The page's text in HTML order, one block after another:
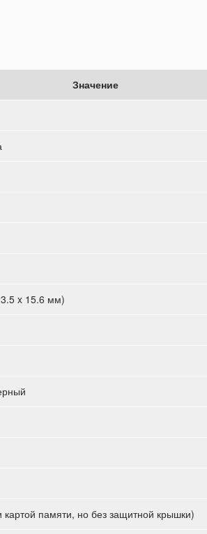
Значение
x 15.6 мм)
картой памяти, но без защитной крышки)